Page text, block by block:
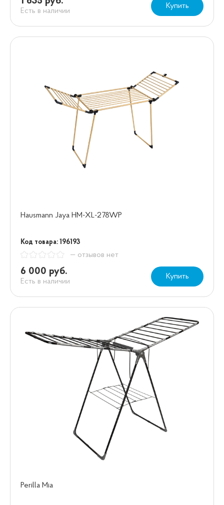
Есть в наличии
Купить
Hausmann Jaya HM-XL-278WP
Код товара: 196193
— отзывов нет
6 000 руб.
Есть в наличии
Купить
Perilla Mia